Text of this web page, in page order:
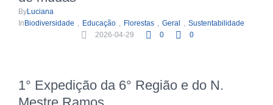
ByLuciana
In Biodiversidade , Educação , Florestas , Geral , Sustentabilidade
2026-04-29
0 0
1° Expedição da 6° Região e do N.